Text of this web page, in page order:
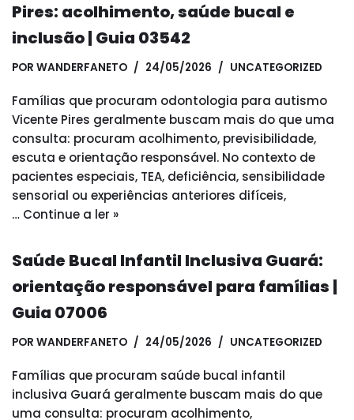
Pires: acolhimento, saúde bucal e
inclusão | Guia 03542
POR WANDERFANETO 24/05/2026 UNCATEGORIZED
Famílias que procuram odontologia para autismo
Vicente Pires geralmente buscam mais do que uma
consulta: procuram acolhimento, previsibilidade,
escuta e orientação responsável. No contexto de
pacientes especiais, TEA, deficiência, sensibilidade
sensorial ou experiências anteriores difíceis,
… Continue a ler »
Saúde Bucal Infantil Inclusiva Guará:
orientação responsável para famílias |
Guia 07006
POR WANDERFANETO 24/05/2026 UNCATEGORIZED
Famílias que procuram saúde bucal infantil
inclusiva Guará geralmente buscam mais do que
uma consulta: procuram acolhimento,